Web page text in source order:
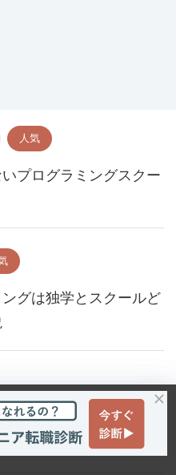
人気
プログラミングスクー
グは独学とスクールど
いて解説！概要からサ
向け】